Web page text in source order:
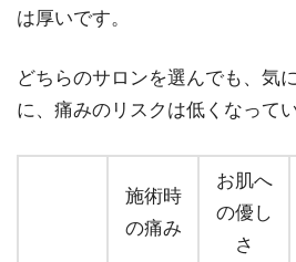
は厚いです。
どちらのサロンを選んでも、気
に、痛みのリスクは低くなってい
施術時
の痛み
お肌へ
の優し
さ